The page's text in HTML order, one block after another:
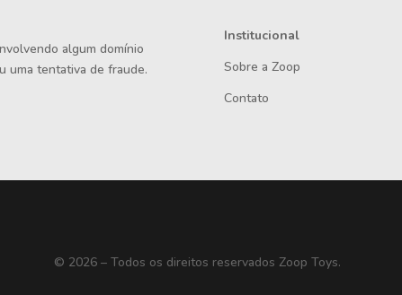
algum domínio
uma tentativa de fraude.
Institucional
Sobre a Zoop
Contato
© 2026 – Todos os direitos reservados Zoop Toys.